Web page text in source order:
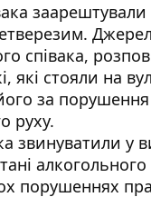
заарештували
співака,
які стояли на
за
руху.
звинуватили у
порушеннях